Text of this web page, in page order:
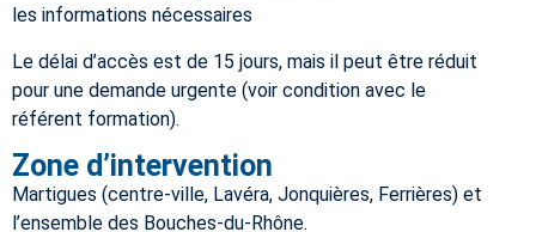
les informations nécessaires
Le délai d’accès est de 15 jours, mais il peut être réduit
pour une demande urgente (voir condition avec le
référent formation).
Zone d’intervention
Martigues (centre-ville, Lavéra, Jonquières, Ferrières) et
l’ensemble des Bouches-du-Rhône.